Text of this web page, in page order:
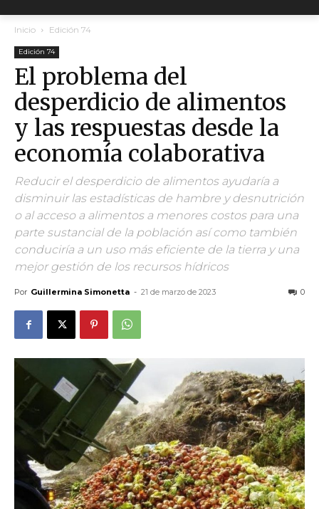
Inicio Edición 74
Edición 74
El problema del
desperdicio de alimentos
y las respuestas desde la
economía colaborativa
Reducir el desperdicio de alimentos ayudaría a
disminuir las estadísticas de hambre y desnutrición
o al acceso a alimentos a menores costos para una
parte sustancial de la población así como también
conduciría a un uso más eficiente de la tierra y una
mejor gestión de los recursos hídricos
Por Guillermina Simonetta - 21 de marzo de 2023 0